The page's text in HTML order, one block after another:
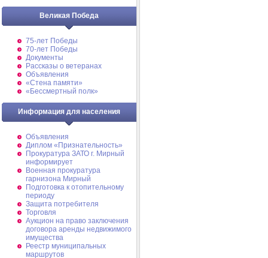
Великая Победа
75-лет Победы
70-лет Победы
Документы
Рассказы о ветеранах
Объявления
«Стена памяти»
«Бессмертный полк»
Информация для населения
Объявления
Диплом «Признательность»
Прокуратура ЗАТО г. Мирный
информирует
Военная прокуратура
гарнизона Мирный
Подготовка к отопительному
периоду
Защита потребителя
Торговля
Аукцион на право заключения
договора аренды недвижимого
имущества
Реестр муниципальных
маршрутов